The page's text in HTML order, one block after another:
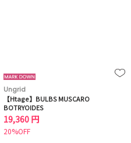
Ungrid
【Htage】BULBS MUSCARO
BOTRYOIDES
19,360 円
20%OFF